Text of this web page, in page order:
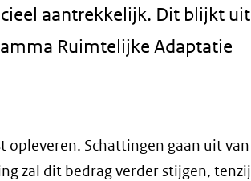
aantrekkelijk. Dit blijkt uit
Ruimtelijke Adaptatie
Schattingen gaan uit van
zal dit bedrag verder stijgen, tenzij